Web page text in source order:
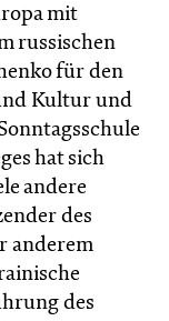
mit
russischen
für den
Kultur und
hat sich
andere
des
anderem
des